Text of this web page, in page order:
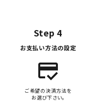
Step 4
お支払い方法の設定
credit_score
ご希望の決済方法を
お選び下さい。